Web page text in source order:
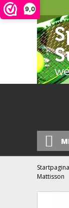
9,0
Startpagina
Mattisson